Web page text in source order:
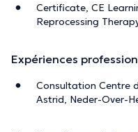
Certificate, CE
Reprocessing
Expériences
Consultation Centre
Astrid, Neder-Over-